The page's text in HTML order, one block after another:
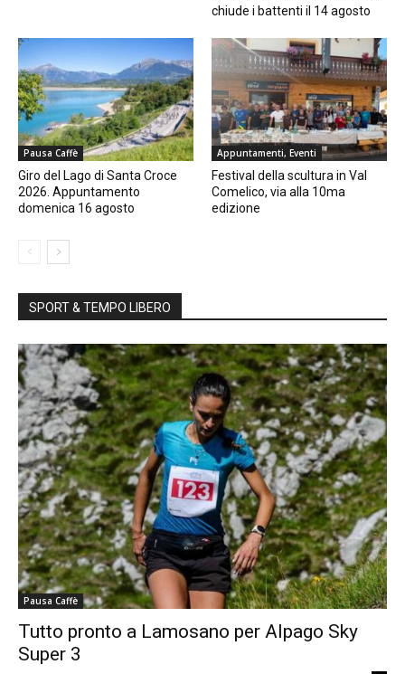
chiude i battenti il 14 agosto
Pausa Caffè
Giro del Lago di Santa Croce
2026. Appuntamento
domenica 16 agosto
Appuntamenti, Eventi
Festival della scultura in Val
Comelico, via alla 10ma
edizione
SPORT & TEMPO LIBERO
Pausa Caffè
Tutto pronto a Lamosano per Alpago Sky
Super 3